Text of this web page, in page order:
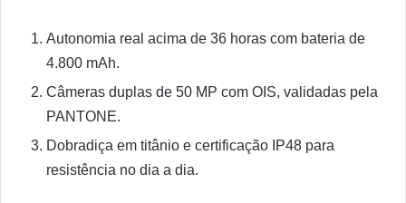
Autonomia real acima de 36 horas com bateria de
4.800 mAh.
Câmeras duplas de 50 MP com OIS, validadas pela
PANTONE.
Dobradiça em titânio e certificação IP48 para
resistência no dia a dia.